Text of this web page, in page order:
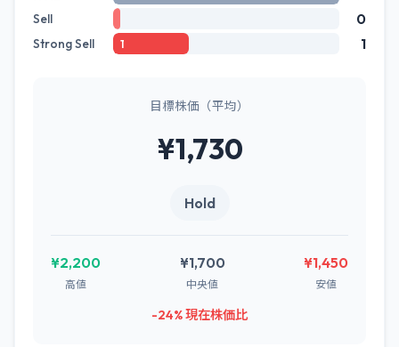
Sell 0
Strong Sell 1 1
目標株価（平均）
¥1,730
Hold
¥2,200
高値
¥1,700
中央値
¥1,450
安値
-24% 現在株価比